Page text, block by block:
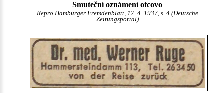
Smuteční oznámení otcovo
Repro Hamburger Fremdenblatt, 17. 4. 1937, s. 4 (Deutsche
Zeitungsportal)